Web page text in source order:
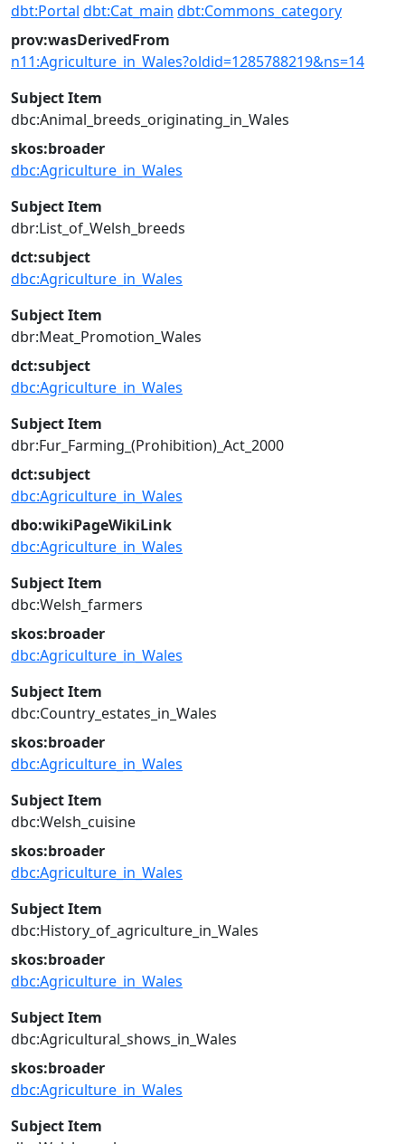
dbt:Portal dbt:Cat_main dbt:Commons_category
prov:wasDerivedFrom
n11:Agriculture_in_Wales?oldid=1285788219&ns=14
Subject Item
dbc:Animal_breeds_originating_in_Wales
skos:broader
dbc:Agriculture_in_Wales
Subject Item
dbr:List_of_Welsh_breeds
dct:subject
dbc:Agriculture_in_Wales
Subject Item
dbr:Meat_Promotion_Wales
dct:subject
dbc:Agriculture_in_Wales
Subject Item
dbr:Fur_Farming_(Prohibition)_Act_2000
dct:subject
dbc:Agriculture_in_Wales
dbo:wikiPageWikiLink
dbc:Agriculture_in_Wales
Subject Item
dbc:Welsh_farmers
skos:broader
dbc:Agriculture_in_Wales
Subject Item
dbc:Country_estates_in_Wales
skos:broader
dbc:Agriculture_in_Wales
Subject Item
dbc:Welsh_cuisine
skos:broader
dbc:Agriculture_in_Wales
Subject Item
dbc:History_of_agriculture_in_Wales
skos:broader
dbc:Agriculture_in_Wales
Subject Item
dbc:Agricultural_shows_in_Wales
skos:broader
dbc:Agriculture_in_Wales
Subject Item